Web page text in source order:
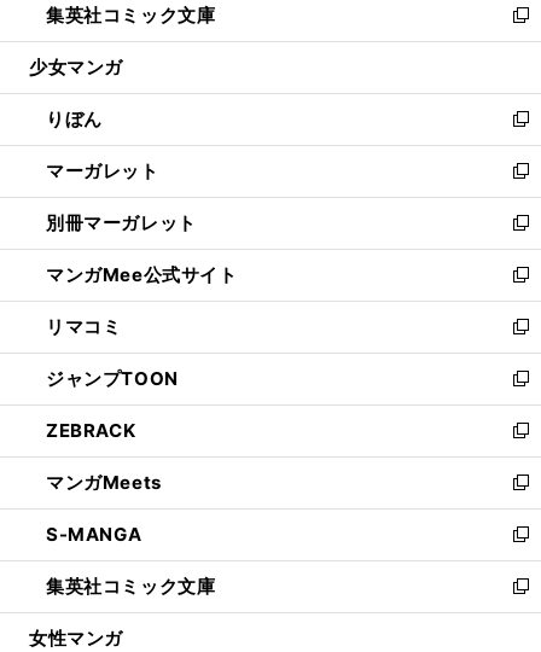
く
で
開
ド
ウ
開
く
ィ
ン
ウ
で
開
く
い
ウ
ン
ド
ウ
で
開
く
集英社コミック文庫
新
し
ウ
ィ
ン
ド
ウ
で
開
く
少女マンガ
りぼん
新
し
い
ウ
ィ
ン
ド
ウ
で
開
く
マーガレット
新
し
い
ウ
ィ
ン
ド
ウ
で
開
く
別冊マーガレット
新
し
い
ウ
ィ
ン
ド
ウ
で
開
く
マンガMee公式サイト
新
し
い
ウ
ィ
ン
ド
ウ
で
開
く
リマコミ
新
し
い
ウ
ィ
ン
ド
ウ
で
開
く
ジャンプTOON
新
し
い
ウ
ィ
ン
ド
ウ
で
開
ZEBRACK
新
し
い
ウ
ィ
ン
ド
ウ
マンガMeets
新
し
い
ウ
ィ
ン
S-MANGA
新
し
い
ウ
集英社コミック文庫
新
し
女性マンガ